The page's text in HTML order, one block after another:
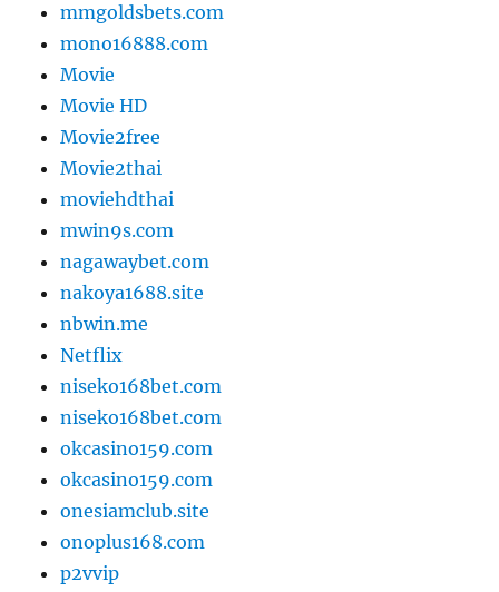
mmgoldsbets.com
mono16888.com
Movie
Movie HD
Movie2free
Movie2thai
moviehdthai
mwin9s.com
nagawaybet.com
nakoya1688.site
nbwin.me
Netflix
niseko168bet.com
niseko168bet.com
okcasino159.com
okcasino159.com
onesiamclub.site
onoplus168.com
p2vvip